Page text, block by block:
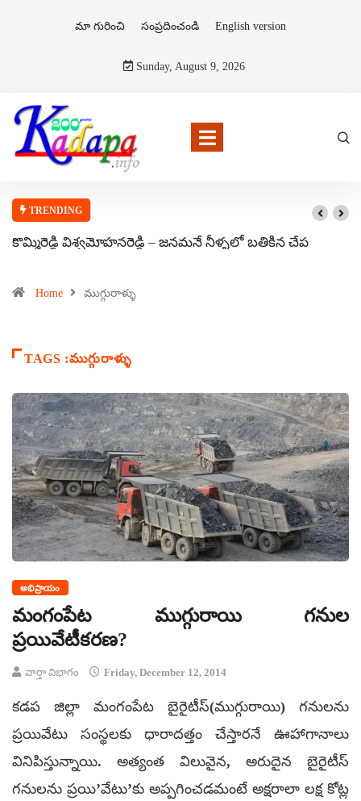
మా గురించి సంప్రదించండి English version
Sunday, August 9, 2026
TRENDING
కొమ్మిరెడ్డి విశ్వమోహనరెడ్డి – జనమనే నీళ్ళలో బతికిన చేప
Home ముగ్గురాళ్ళు
TAGS :ముగ్గురాళ్ళు
అభిప్రాయం
మంగంపేట ముగ్గురాయి గనుల
ప్రయివేటీకరణ?
వార్తా విభాగం Friday, December 12, 2014
కడప జిల్లా మంగంపేట బైరైటీస్‌(ముగ్గురాయి) గనులను
ప్రయివేటు సంస్థలకు ధారాదత్తం చేస్తారనే ఊహాగానాలు
వినిపిస్తున్నాయి. అత్యంత విలువైన, అరుదైన బైరైటీస్‌
గనులను ప్రయి’వేటు’కు అప్పగించడమంటే అక్షరాలా లక్ష కోట్ల